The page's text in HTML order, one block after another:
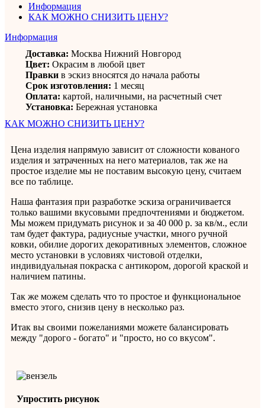
Информация
КАК МОЖНО СНИЗИТЬ ЦЕНУ?
Информация
Доставка: Москва Нижний Новгород
Цвет: Окрасим в любой цвет
Правки в эскиз вносятся до начала работы
Срок изготовления: 1 месяц
Оплата: картой, наличными, на расчетный счет
Установка: Бережная установка
КАК МОЖНО СНИЗИТЬ ЦЕНУ?
Цена изделия напрямую зависит от сложности кованого
изделия и затраченных на него материалов, так же на
простое изделие мы не поставим высокую цену, считаем
все по таблице.
Наша фантазия при разработке эскиза ограничивается
только вашими вкусовыми предпочтениями и бюджетом.
Мы можем придумать рисунок и за 40 000 р. за кв/м., если
там будет фактура, радиусные участки, много ручной
ковки, обилие дорогих декоративных элементов, сложное
место установки в условиях чистовой отделки,
индивидуальная покраска с антикором, дорогой краской и
наличием патины.
Так же можем сделать что то простое и функциональное
вместо этого, снизив цену в несколько раз.
Итак вы своими пожеланиями можете балансировать
между "дорого - богато" и "просто, но со вкусом".
Упростить рисунок